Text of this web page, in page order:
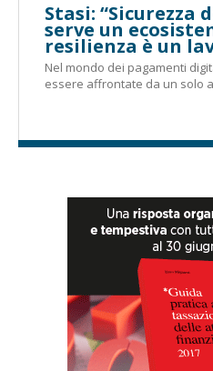
Stasi: “Sicurezza
serve un
resilienza è un
Nel mondo dei pagamenti
essere affrontate da un solo